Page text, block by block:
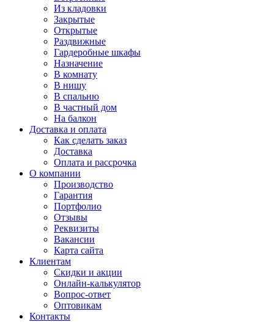
Из кладовки
Закрытые
Открытые
Раздвижные
Гардеробные шкафы
Назначение
В комнату
В нишу
В спальню
В частный дом
На балкон
Доставка и оплата
Как сделать заказ
Доставка
Оплата и рассрочка
О компании
Производство
Гарантия
Портфолио
Отзывы
Реквизиты
Вакансии
Карта сайта
Клиентам
Скидки и акции
Онлайн-калькулятор
Вопрос-ответ
Оптовикам
Контакты